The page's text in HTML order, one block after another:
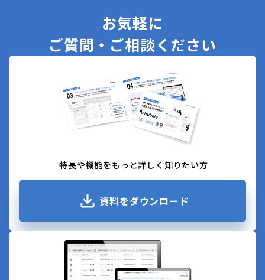
お気軽に
ご質問・ご相談ください
特長や機能をもっと詳しく知りたい方
資料をダウンロード